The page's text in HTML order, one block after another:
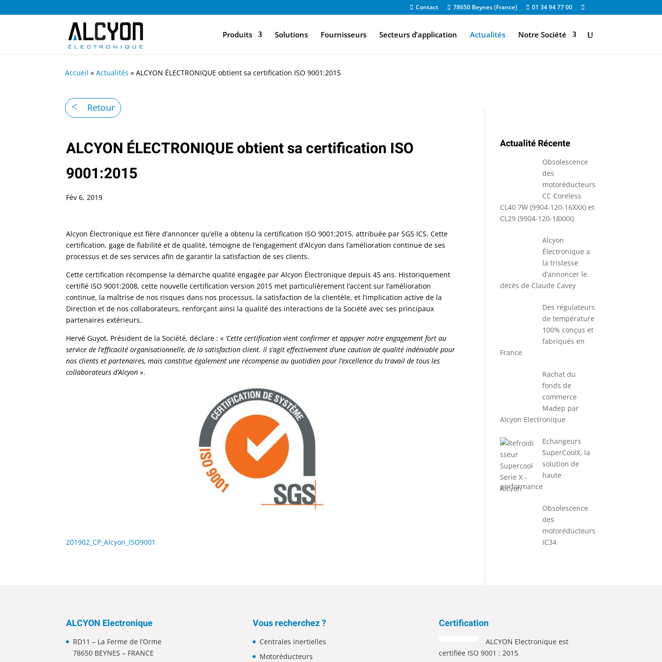
Contact 78650 Beynes (France) 01 34 94 77 00
Produits Solutions Fournisseurs Secteurs d’application Actualités Notre Société
Accueil » Actualités » ALCYON ÉLECTRONIQUE obtient sa certification ISO 9001:2015
Retour
ALCYON ÉLECTRONIQUE obtient sa certification ISO
9001:2015
Fév 6, 2019
Alcyon Électronique est fière d’annoncer qu’elle a obtenu la certification ISO 9001:2015, attribuée par SGS ICS. Cette
certification, gage de fiabilité et de qualité, témoigne de l’engagement d’Alcyon dans l’amélioration continue de ses
processus et de ses services afin de garantir la satisfaction de ses clients.
Cette certification récompense la démarche qualité engagée par Alcyon Électronique depuis 45 ans. Historiquement
certifié ISO 9001:2008, cette nouvelle certification version 2015 met particulièrement l’accent sur l’amélioration
continue, la maîtrise de nos risques dans nos processus, la satisfaction de la clientèle, et l’implication active de la
Direction et de nos collaborateurs, renforçant ainsi la qualité des interactions de la Société avec ses principaux
partenaires extérieurs.
Hervé Guyot, Président de la Société, déclare : « ’Cette certification vient confirmer et appuyer notre engagement fort au
service de l’efficacité organisationnelle, de la satisfaction client. Il s’agit effectivement d’une caution de qualité indéniable pour
nos clients et partenaires, mais constitue également une récompense au quotidien pour l’excellence du travail de tous les
collaborateurs d’Alcyon ».
201902_CP_Alcyon_ISO9001
Actualité Récente
Obsolescence
des
motoréducteurs
CC Coreless
CL40 7W (9904-120-16XXX) et
CL29 (9904-120-18XXX)
Alcyon
Électronique a
la tristesse
d’annoncer le
décès de Claude Cavey
Des régulateurs
de température
100% conçus et
fabriqués en
France
Rachat du
fonds de
commerce
Madep par
Alcyon Electronique
Echangeurs
SuperCoolX, la
solution de
haute
performance
Obsolescence
des
motoréducteurs
IC34
ALCYON Electronique
RD11 – La Ferme de l’Orme
78650 BEYNES – FRANCE
Vous recherchez ?
Centrales inertielles
Motoréducteurs
Certification
ALCYON Electronique est
certifiée ISO 9001 : 2015